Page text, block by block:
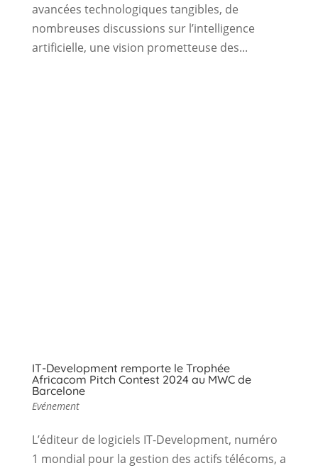
avancées technologiques tangibles, de
nombreuses discussions sur l’intelligence
artificielle, une vision prometteuse des...
IT-Development remporte le Trophée
Africacom Pitch Contest 2024 au MWC de
Barcelone
Evénement
L’éditeur de logiciels IT-Development, numéro
1 mondial pour la gestion des actifs télécoms, a